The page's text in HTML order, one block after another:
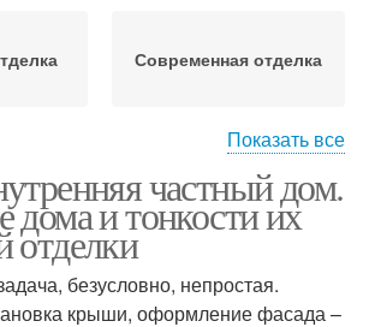
Современная отделка
Современный стиль
Бюджетная отделка
Показать все
частный дом.
дома и тонкости их
отделки
безусловно, непростая.
крыши, оформление фасада –